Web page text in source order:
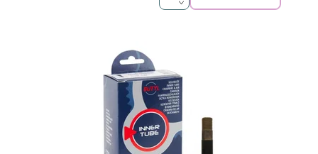
Skladem